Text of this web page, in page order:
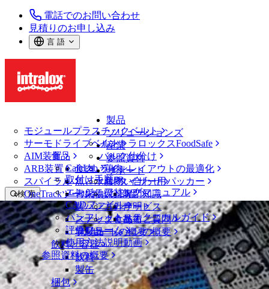
電話でのお問い合わせ
見積りのお申し込み
言 語
製品
モジュールプラスチックベルト
サーモドライブベルト
AIM装置
ARB装置
スパイラル
OneTrackツールおよび部品
ソリューションズ
イントラロックスFoodSafe
バルク仕分け
ラインレイアウトの最適化
パレタイザー用パッカー
専門知識
サービス
技術
ソリューションの概要
産業
食品
食肉、鶏肉
魚と水産物
青果物
製パン
スナック食品
乳製品
飲料と容器
飲料
製缶
梱包
参照資料
CalcLab
取付け手順
エンジニアリングマニュアル
CADファイル
パンフレット・テクニカルガイド
評価フォーム
使用方法説明動画
参照資料の概要
サポート
お問い合わせ
保証
方針声明
よくあるご質問
サポートの概要
検 索
メニューを開く
ベルトファインダー
ベルトファインダー
モジュールプラスチックベルト
2700 シリーズ
スパイラル1.6